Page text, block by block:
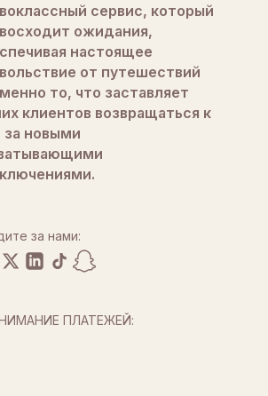
сервис, который
ожидания,
настоящее
от путешествий
то, что заставляет
клиентов возвращаться к
за новыми
за нами:
ПЛАТЕЖЕЙ: